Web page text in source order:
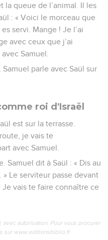
la queue de l’animal. Il les
: « Voici le morceau que
servi. Mange ! Je l’ai
avec ceux que j’ai
Samuel.
parle avec Saül sur
roi d'Israël
est sur la terrasse.
je vais te
avec Samuel.
Samuel dit à Saül : « Dis au
Le serviteur passe devant
Je vais te faire connaître ce
autorisation. Pour vous procurer
sur www.editionsbiblio.fr